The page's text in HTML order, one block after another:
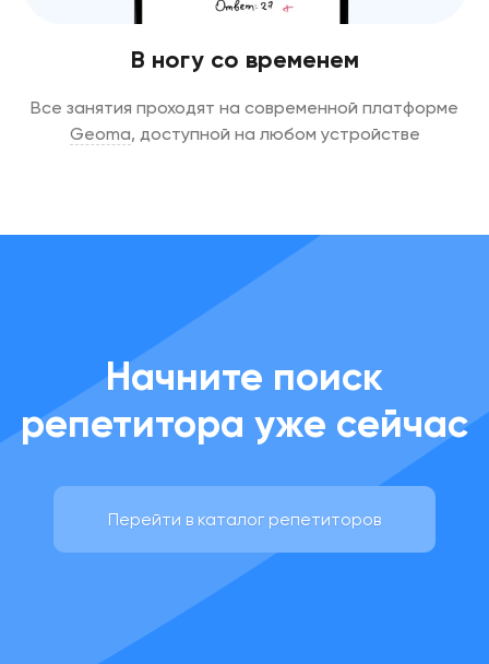
В ногу со временем
Все занятия проходят на современной платформе
Geoma, доступной на любом устройстве
Начните поиск
репетитора уже сейчас
Перейти в каталог репетиторов